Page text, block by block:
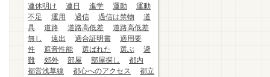
連休明け
連日 進学 運動
運動
不足
運用 過信 過信は禁物
道
具
道路 道路高低差
道路高低差
無し
遠出 適合証明書
適用要
件
遮音性能 選ばれた 選ぶ
避
難
郊外 部屋 部屋探し
都内
都営浅草線
都心へのアクセス
都立